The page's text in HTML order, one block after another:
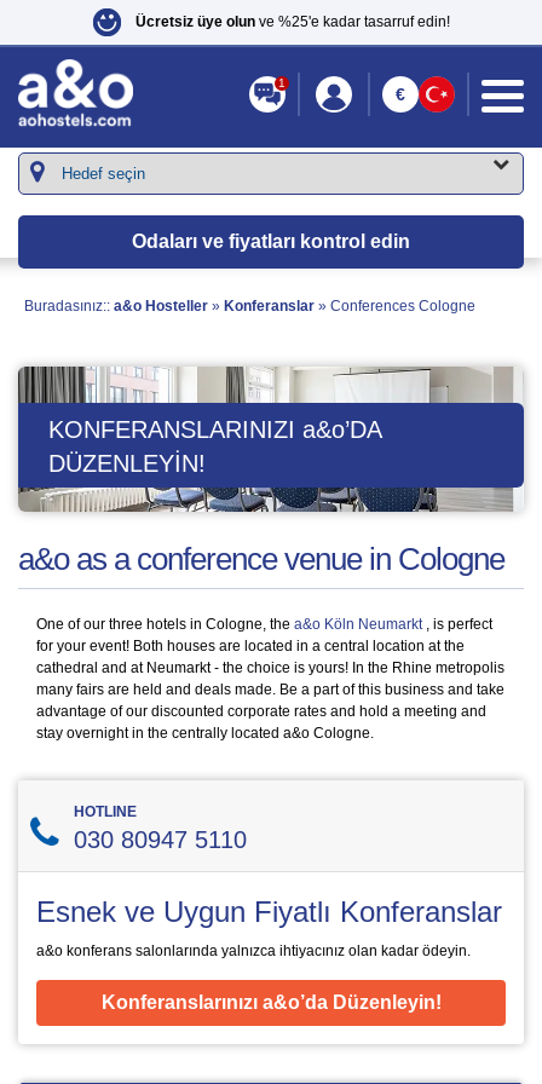
Ücretsiz üye olun ve %25'e kadar tasarruf edin!
1
€
Odaları ve fiyatları kontrol edin
Buradasınız:: a&o Hosteller » Konferanslar » Conferences Cologne
KONFERANSLARINIZI a&o’DA
DÜZENLEYIN!
a&o as a conference venue in Cologne
One of our three hotels in Cologne, the a&o Köln Neumarkt , is perfect
for your event! Both houses are located in a central location at the
cathedral and at Neumarkt - the choice is yours! In the Rhine metropolis
many fairs are held and deals made. Be a part of this business and take
advantage of our discounted corporate rates and hold a meeting and
stay overnight in the centrally located a&o Cologne.
HOTLINE
030 80947 5110
Esnek ve Uygun Fiyatlı Konferanslar
a&o konferans salonlarında yalnızca ihtiyacınız olan kadar ödeyin.
Konferanslarınızı a&o’da Düzenleyin!